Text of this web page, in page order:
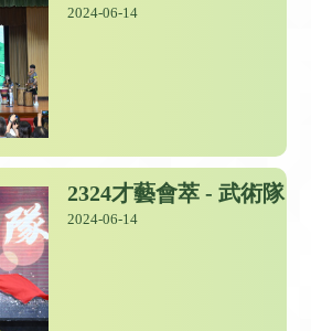
2024-06-14
2324才藝會萃 - 武術隊
2024-06-14